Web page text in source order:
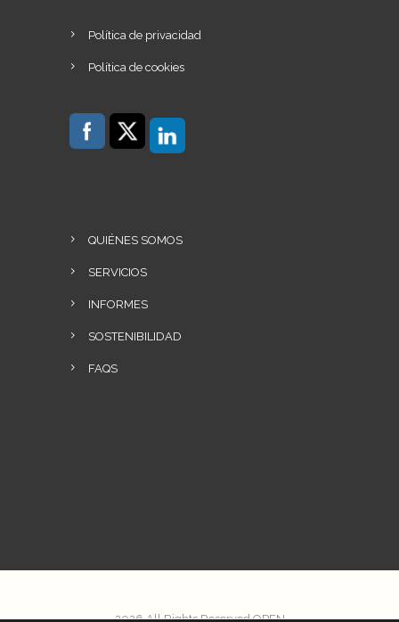
Política de privacidad
Política de cookies
QUIÉNES SOMOS
SERVICIOS
INFORMES
SOSTENIBILIDAD
FAQS
2026 All Rights Reserved OPEN